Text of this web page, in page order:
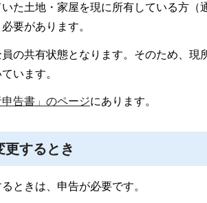
た土地・家屋を現に所有している方（
要があります。
の共有状態となります。そのため、現
います。
告書」のページにあります。
するとき
ときは、申告が必要です。